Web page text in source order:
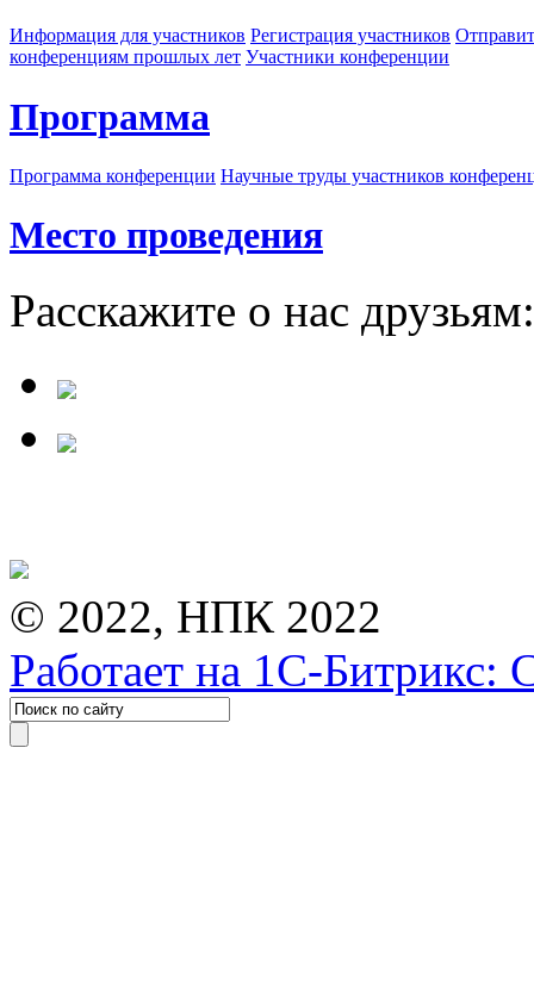
Информация для участников Регистрация участников
конференциям прошлых лет Участники конференции
Программа
Программа конференции Научные труды участников
Место проведения
Расскажите о нас друзьям:
© 2022, НПК 2022
Работает на 1С-Битрикс: